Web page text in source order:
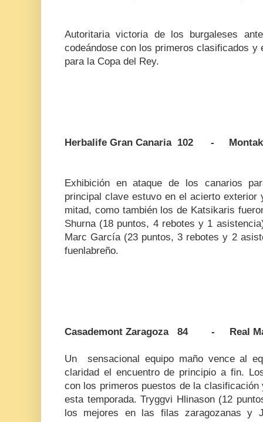
Autoritaria victoria de los burgaleses
codeándose con los primeros clasificados
para la Copa del Rey.
Herbalife Gran Canaria 102 -
Exhibición en ataque de los canarios
principal clave estuvo en el acierto exterior
mitad, como también los de Katsikaris
Shurna (18 puntos, 4 rebotes y 1
Marc García (23 puntos, 3 rebotes y 2
fuenlabreño.
Casademont Zaragoza 84 - Real
Un sensacional equipo maño vence al
claridad el encuentro de principio a fin.
con los primeros puestos de la
esta temporada. Tryggvi Hlinason (12
los mejores en las filas zaragozanas y